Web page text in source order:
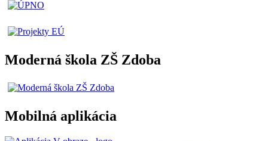
Moderná škola ZŠ Zdoba
Mobilná aplikácia